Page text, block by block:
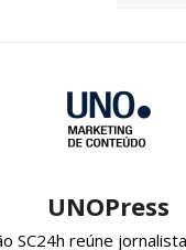
UNOPress
SC24h reúne